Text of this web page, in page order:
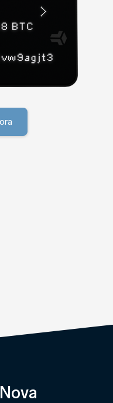
Nova